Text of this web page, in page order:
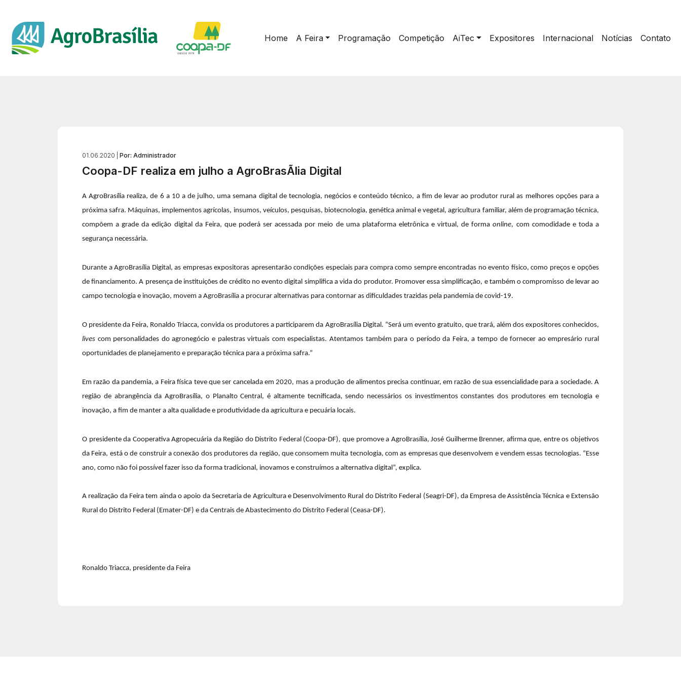
Home A Feira Programação Competição AiTec Expositores Internacional Notícias Contato
01.06.2020 | Por: Administrador
Coopa-DF realiza em julho a AgroBrasÃ­lia Digital
A AgroBrasília realiza, de 6 a 10 a de julho, uma semana digital de tecnologia, negócios e conteúdo técnico, a fim de levar ao produtor rural as melhores opções para a
próxima safra. Máquinas, implementos agrícolas, insumos, veículos, pesquisas, biotecnologia, genética animal e vegetal, agricultura familiar, além de programação técnica,
compõem a grade da edição digital da Feira, que poderá ser acessada por meio de uma plataforma eletrônica e virtual, de formaonline, com comodidade e toda a
segurança necessária.
Durante a AgroBrasília Digital, as empresas expositoras apresentarão condições especiais para compra como sempre encontradas no evento físico, como preços e opções
de financiamento. A presença de instituições de crédito no evento digital simplifica a vida do produtor. Promover essa simplificação, e também o compromisso de levar ao
campo tecnologia e inovação, movem a AgroBrasília a procurar alternativas para contornar as dificuldades trazidas pela pandemia de covid-19.
O presidente da Feira, Ronaldo Triacca, convida os produtores a participarem da AgroBrasília Digital. “Será um evento gratuito, que trará, além dos expositores conhecidos,
lives com personalidades do agronegócio e palestras virtuais com especialistas. Atentamos também para o período da Feira, a tempo de fornecer ao empresário rural
oportunidades de planejamento e preparação técnica para a próxima safra.”
Em razão da pandemia, a Feira física teve que ser cancelada em 2020, mas a produção de alimentos precisa continuar, em razão de sua essencialidade para a sociedade. A
região de abrangência da AgroBrasília, o Planalto Central, é altamente tecnificada, sendo necessários os investimentos constantes dos produtores em tecnologia e
inovação, a fim de manter a alta qualidade e produtividade da agricultura e pecuária locais.
O presidente da Cooperativa Agropecuária da Região do Distrito Federal (Coopa-DF), que promove a AgroBrasília, José Guilherme Brenner, afirma que, entre os objetivos
da Feira, está o de construir a conexão dos produtores da região, que consomem muita tecnologia, com as empresas que desenvolvem e vendem essas tecnologias. “Esse
ano, como não foi possível fazer isso da forma tradicional, inovamos e construímos a alternativa digital”, explica.
A realização da Feira tem ainda o apoio da Secretaria de Agricultura e Desenvolvimento Rural do Distrito Federal (Seagri-DF), da Empresa de Assistência Técnica e Extensão
Rural do Distrito Federal (Emater-DF) e da Centrais de Abastecimento do Distrito Federal (Ceasa-DF).
Ronaldo Triacca, presidente da Feira